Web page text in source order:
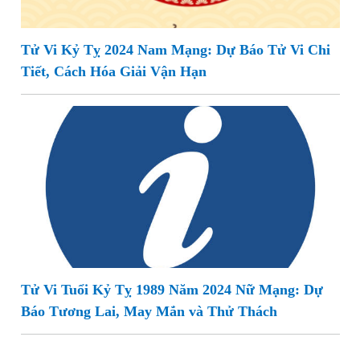
Tử Vi Kỷ Tỵ 2024 Nam Mạng: Dự Báo Tử Vi Chi
Tiết, Cách Hóa Giải Vận Hạn
Tử Vi Tuổi Kỷ Tỵ 1989 Năm 2024 Nữ Mạng: Dự
Báo Tương Lai, May Mắn và Thử Thách